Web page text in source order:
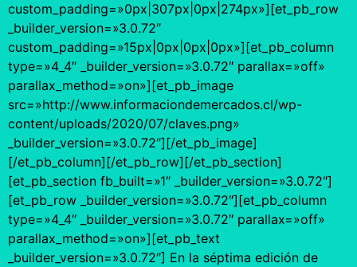
custom_padding=»0px|307px|0px|274px»][et_pb_row
_builder_version=»3.0.72″
custom_padding=»15px|0px|0px|0px»][et_pb_column
type=»4_4″ _builder_version=»3.0.72″ parallax=»off»
parallax_method=»on»][et_pb_image
src=»http://www.informaciondemercados.cl/wp-
content/uploads/2020/07/claves.png»
_builder_version=»3.0.72″][/et_pb_image]
[/et_pb_column][/et_pb_row][/et_pb_section]
[et_pb_section fb_built=»1″ _builder_version=»3.0.72″]
[et_pb_row _builder_version=»3.0.72″][et_pb_column
type=»4_4″ _builder_version=»3.0.72″ parallax=»off»
parallax_method=»on»][et_pb_text
_builder_version=»3.0.72″] En la séptima edición de